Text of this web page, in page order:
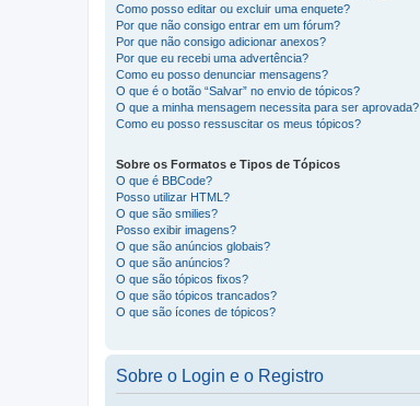
Como posso editar ou excluir uma enquete?
Por que não consigo entrar em um fórum?
Por que não consigo adicionar anexos?
Por que eu recebi uma advertência?
Como eu posso denunciar mensagens?
O que é o botão “Salvar” no envio de tópicos?
O que a minha mensagem necessita para ser aprovada?
Como eu posso ressuscitar os meus tópicos?
Sobre os Formatos e Tipos de Tópicos
O que é BBCode?
Posso utilizar HTML?
O que são smilies?
Posso exibir imagens?
O que são anúncios globais?
O que são anúncios?
O que são tópicos fixos?
O que são tópicos trancados?
O que são ícones de tópicos?
Sobre o Login e o Registro